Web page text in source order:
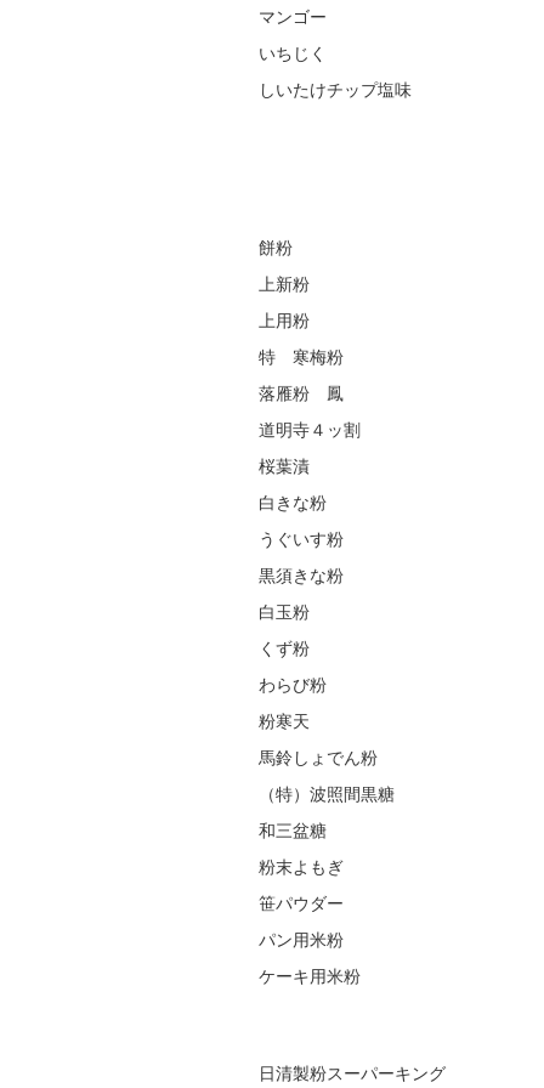
マンゴー
いちじく
しいたけチップ塩味
餅粉
上新粉
上用粉
特 寒梅粉
落雁粉 鳳
道明寺４ッ割
桜葉漬
白きな粉
うぐいす粉
黒須きな粉
白玉粉
くず粉
わらび粉
粉寒天
馬鈴しょでん粉
（特）波照間黒糖
和三盆糖
粉末よもぎ
笹パウダー
パン用米粉
ケーキ用米粉
日清製粉スーパーキング